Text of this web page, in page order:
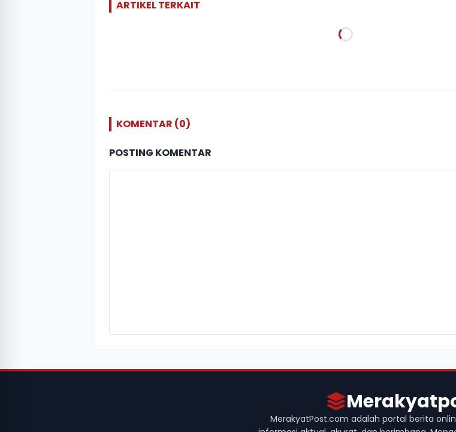
ARTIKEL TERKAIT
KOMENTAR (0)
POSTING KOMENTAR
MerakyatPost.com adalah portal berita